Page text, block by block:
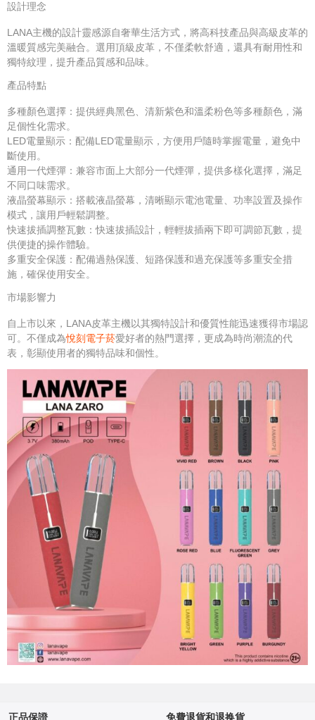
設計理念
LANA主機的設計靈感源自奢華生活方式，將高科技產品與高級皮革的
溫暖質感完美融合。選用頂級皮革，不僅柔軟舒適，還具有耐用性和
獨特紋理，提升產品質感和品味。
產品特點
多種顏色選擇：提供經典黑色、清新紫色和溫柔粉色等多種顏色，滿
足個性化需求。
LED電量顯示：配備LED電量顯示，方便用戶隨時掌握電量，避免中
斷使用。
通用一代煙彈：兼容市面上大部分一代煙彈，提供多樣化選擇，滿足
不同口味需求。
液晶螢幕顯示：搭載液晶螢幕，清晰顯示電池電量、功率設置及操作
模式，讓用戶輕鬆調整。
快速拔插調整瓦數：快速拔插設計，輕輕拔插兩下即可調節瓦數，提
供便捷的操作體驗。
多重安全保護：配備過熱保護、短路保護和過充保護等多重安全措
施，確保使用安全。
市場影響力
自上市以來，LANA皮革主機以其獨特設計和優質性能迅速獲得市場認
可。不僅成為悅刻電子菸愛好者的熱門選擇，更成為時尚潮流的代
表，彰顯使用者的獨特品味和個性。